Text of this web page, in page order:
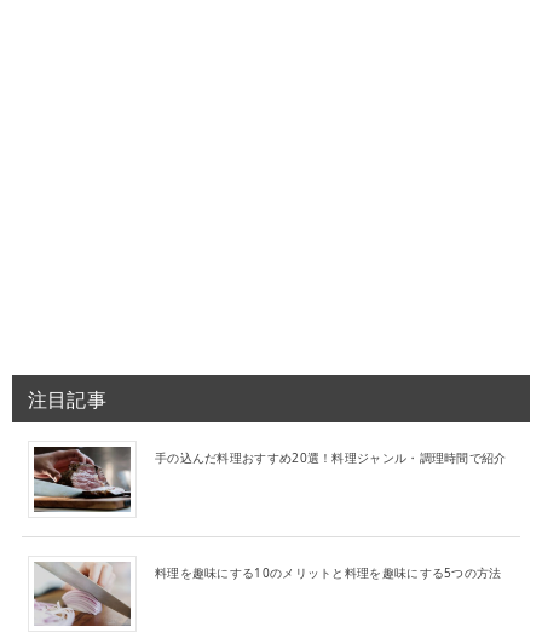
注目記事
手の込んだ料理おすすめ20選！料理ジャンル・調理時間で紹介
料理を趣味にする10のメリットと料理を趣味にする5つの方法